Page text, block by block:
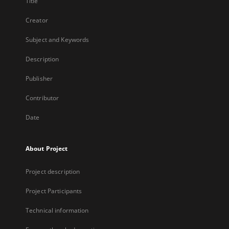
Creator
Subject and Keywords
Description
Publisher
Contributor
Date
About Project
Project description
Project Participants
Technical information